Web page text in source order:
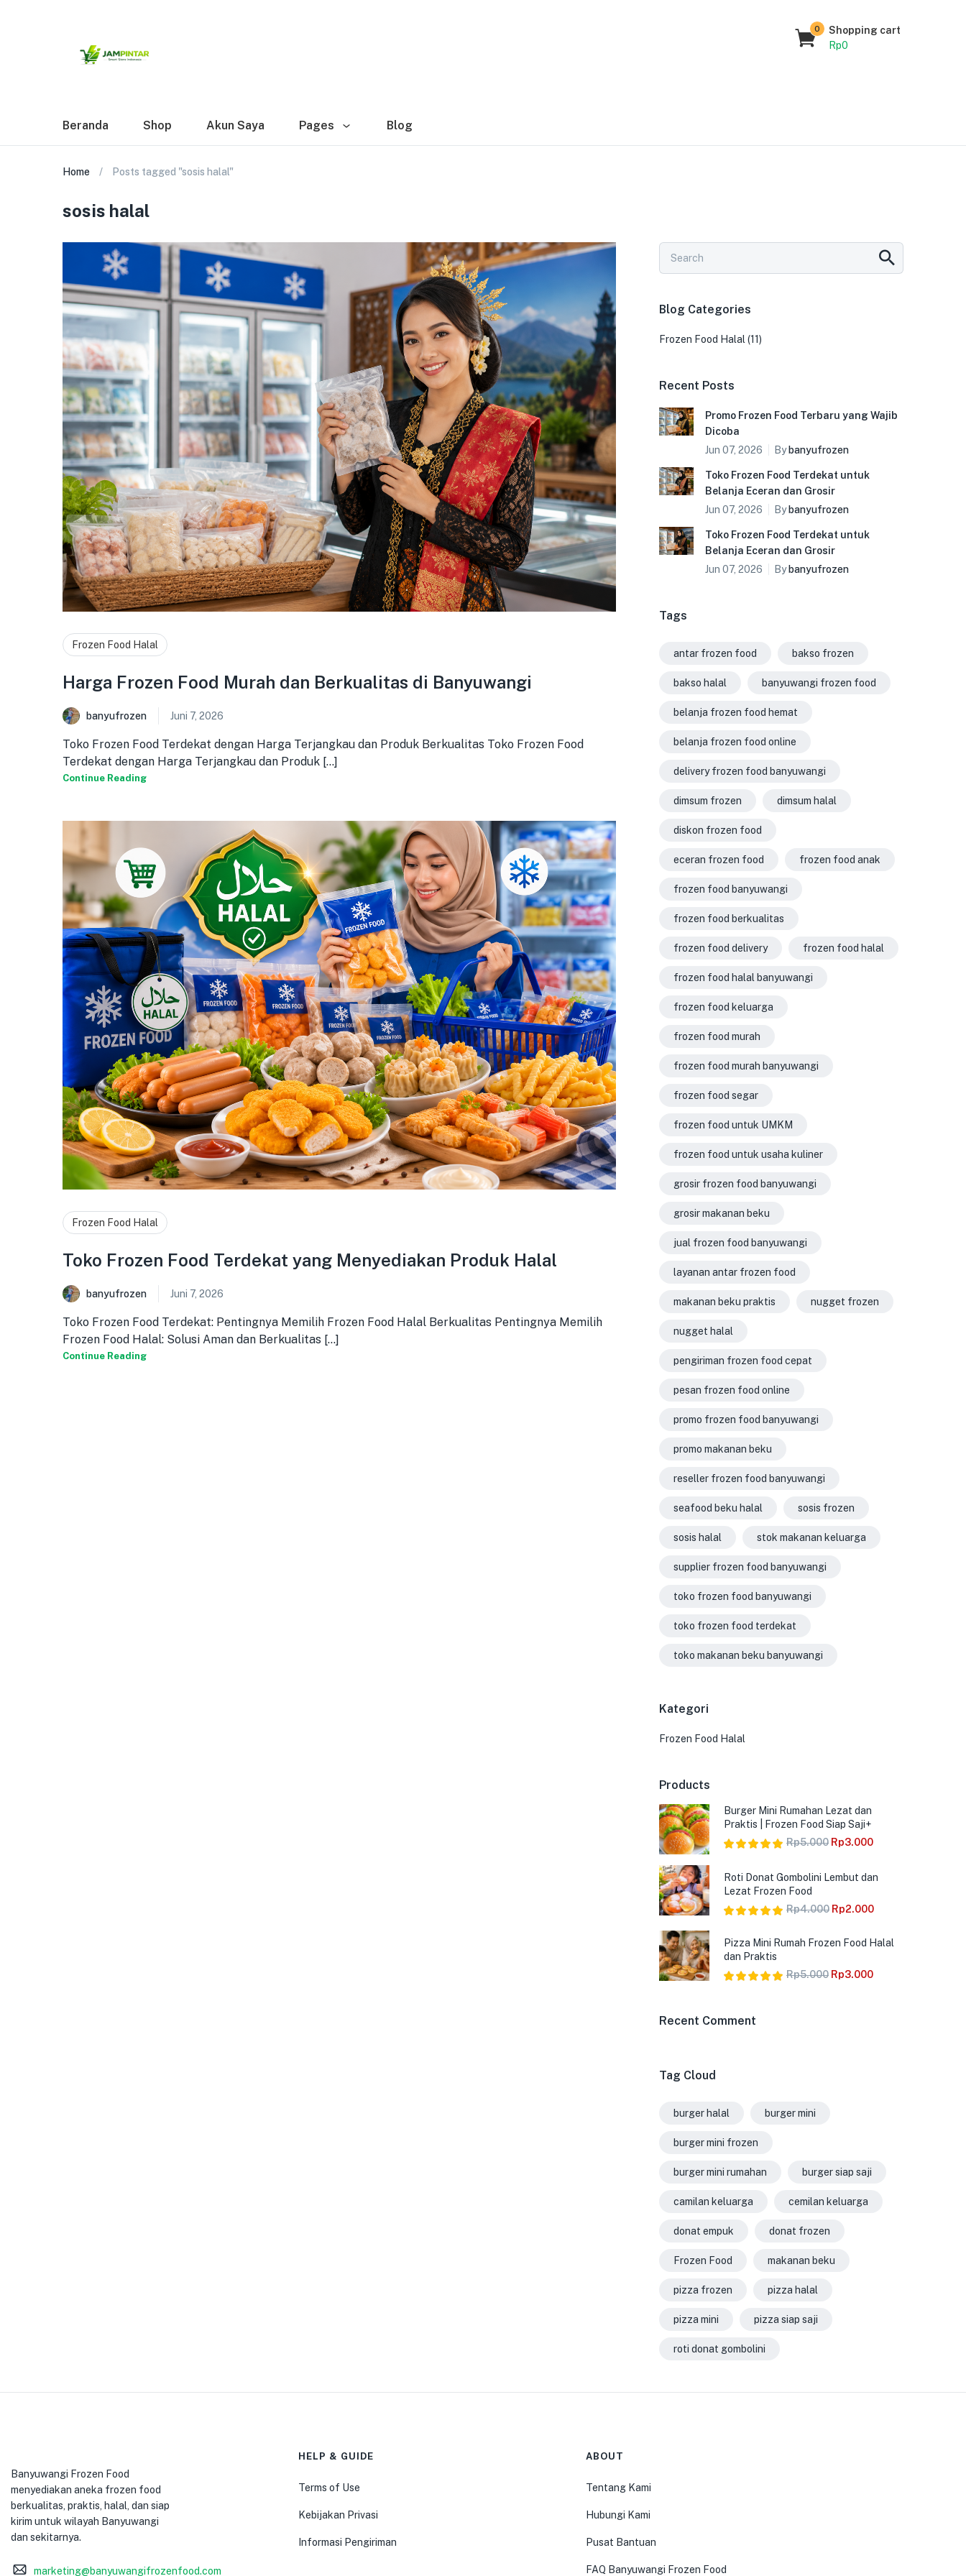
Shopping cart
0
Rp0
Beranda Shop Akun Saya Pages Blog
Home Posts tagged "sosis halal"
sosis halal
Frozen Food Halal
Harga Frozen Food Murah dan Berkualitas di Banyuwangi
banyufrozen Juni 7, 2026
Toko Frozen Food Terdekat dengan Harga Terjangkau dan Produk Berkualitas Toko Frozen Food
Terdekat dengan Harga Terjangkau dan Produk [...]
Continue Reading
Frozen Food Halal
Toko Frozen Food Terdekat yang Menyediakan Produk Halal
banyufrozen Juni 7, 2026
Toko Frozen Food Terdekat: Pentingnya Memilih Frozen Food Halal Berkualitas Pentingnya Memilih
Frozen Food Halal: Solusi Aman dan Berkualitas [...]
Continue Reading
Blog Categories
Frozen Food Halal(11)
Recent Posts
Promo Frozen Food Terbaru yang Wajib
Dicoba
Jun 07, 2026
Bybanyufrozen
Toko Frozen Food Terdekat untuk
Belanja Eceran dan Grosir
Jun 07, 2026
Bybanyufrozen
Toko Frozen Food Terdekat untuk
Belanja Eceran dan Grosir
Jun 07, 2026
Bybanyufrozen
Tags
antar frozen food bakso frozen
bakso halal banyuwangi frozen food
belanja frozen food hemat
belanja frozen food online
delivery frozen food banyuwangi
dimsum frozen dimsum halal
diskon frozen food
eceran frozen food frozen food anak
frozen food banyuwangi
frozen food berkualitas
frozen food delivery frozen food halal
frozen food halal banyuwangi
frozen food keluarga
frozen food murah
frozen food murah banyuwangi
frozen food segar
frozen food untuk UMKM
frozen food untuk usaha kuliner
grosir frozen food banyuwangi
grosir makanan beku
jual frozen food banyuwangi
layanan antar frozen food
makanan beku praktis nugget frozen
nugget halal
pengiriman frozen food cepat
pesan frozen food online
promo frozen food banyuwangi
promo makanan beku
reseller frozen food banyuwangi
seafood beku halal sosis frozen
sosis halal stok makanan keluarga
supplier frozen food banyuwangi
toko frozen food banyuwangi
toko frozen food terdekat
toko makanan beku banyuwangi
Kategori
Frozen Food Halal
Products
Burger Mini Rumahan Lezat dan
Praktis | Frozen Food Siap Saji+
dari 5
Rp5.000 Rp3.000
Roti Donat Gombolini Lembut dan
Lezat Frozen Food
dari 5
Rp4.000 Rp2.000
Pizza Mini Rumah Frozen Food Halal
dan Praktis
Rp5.000 Rp3.000
Recent Comment
Tag Cloud
burger halal burger mini
burger mini frozen
burger mini rumahan burger siap saji
camilan keluarga cemilan keluarga
donat empuk donat frozen
Frozen Food makanan beku
pizza frozen pizza halal
pizza mini pizza siap saji
roti donat gombolini
Banyuwangi Frozen Food
menyediakan aneka frozen food
berkualitas, praktis, halal, dan siap
kirim untuk wilayah Banyuwangi
dan sekitarnya.
marketing@banyuwangifrozenfood.com
HELP & GUIDE
Terms of Use
Kebijakan Privasi
Informasi Pengiriman
ABOUT
Tentang Kami
Hubungi Kami
Pusat Bantuan
FAQ Banyuwangi Frozen Food